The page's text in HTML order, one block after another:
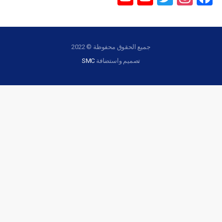
جميع الحقوق محفوظة © 2022
تصميم واستضافة SMC